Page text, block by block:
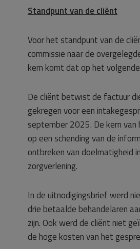
Standpunt van de cliënt
Voor het standpunt van de
commissie naar de
kern komt dat op het
De cliënt betwist de factuur
gekregen voor een
september 2025. De kern van
op een schending van de
ontbreken van doelmatigheid
zorgverlening.
In de uitnodigingsbrief werd
drie betaalde behandelaren
zijn. Ook werd de cliënt niet
de hoge kosten van het